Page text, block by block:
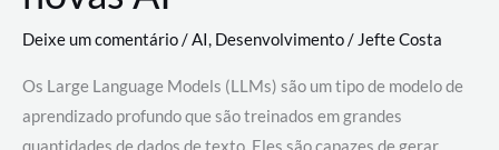
Deixe um comentário/AI, Desenvolvimento/ Jefte Costa
Os Large Language Models (LLMs) são um tipo de modelo de
aprendizado profundo que são treinados em grandes
quantidades de dados de texto. Eles são capazes de gerar